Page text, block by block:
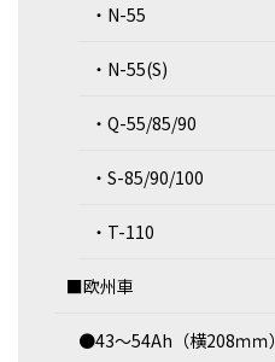
・N-55
・N-55(S)
・Q-55/85/90
・S-85/90/100
・T-110
■欧州車
●43～54Ah（横208ｍｍ）